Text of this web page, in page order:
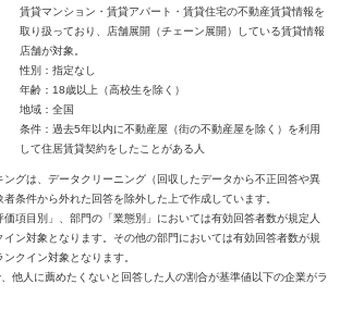
賃貸マンション・賃貸アパート・賃貸住宅の不動産賃貸情報を
取り扱っており、店舗展開（チェーン展開）している賃貸情報
店舗が対象。
性別：指定なし
年齢：18歳以上（高校生を除く）
地域：全国
条件：過去5年以内に不動産屋（街の不動産屋を除く）を利用
して住居賃貸契約をしたことがある人
グは、データクリーニング（回収したデータから不正回答や異
条件から外れた回答を除外した上で作成しています。
項目別」、部門の「業態別」においては有効回答者数が規定人
ン対象となります。その他の部門においては有効回答者数が規
クイン対象となります。
他人に薦めたくないと回答した人の割合が基準値以下の企業がラ